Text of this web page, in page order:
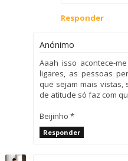
Responder
Anónimo
Aaah isso acontece-
ligares, as pessoas
que sejam mais
de atitude só faz com
Beijinho *
Responder